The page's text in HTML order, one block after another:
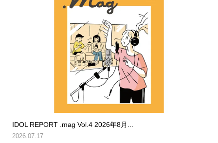
IDOL REPORT .mag Vol.4 2026年8月...
2026.07.17